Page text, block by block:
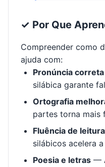
✓ Por Que
Compreender como
ajuda com:
Pronúncia correta
silábica garante
Ortografia
partes torna mais
Fluência de leitura
silábicos acelera
Poesia e letras —